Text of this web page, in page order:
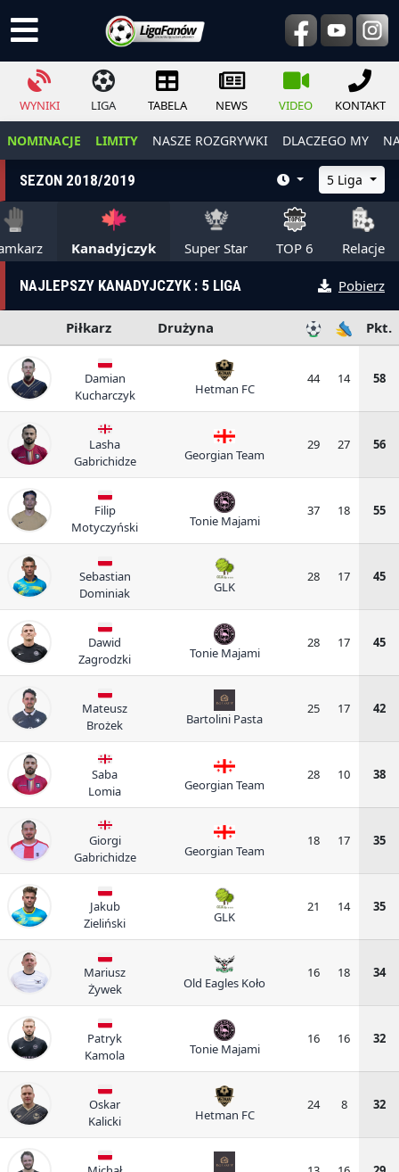
WYNIKI LIGA TABELA NEWS VIDEO KONTAKT
NOMINACJE LIMITY NASZE ROZGRYWKI DLACZEGO MY
SEZON 2018/2019 5 Liga
Kanadyjczyk Super Star TOP 6 Relacje
NAJLEPSZY KANADYJCZYK : 5 LIGA Pobierz
Piłkarz Drużyna Pkt.
Damian
Kucharczyk
Hetman FC
44 14 58
Lasha
Gabrichidze
Georgian Team
29 27 56
Filip
Motyczyński
Tonie Majami
37 18 55
Sebastian
Dominiak
GLK
28 17 45
Dawid
Zagrodzki
Tonie Majami
28 17 45
Mateusz
Brożek
Bartolini Pasta
25 17 42
Saba
Lomia
Georgian Team
28 10 38
Giorgi
Gabrichidze
Georgian Team
18 17 35
Jakub
Zieliński
GLK
21 14 35
Mariusz
Żywek
Old Eagles Koło
16 18 34
Patryk
Kamola
Tonie Majami
16 16 32
Oskar
Kalicki
Hetman FC
24 8 32